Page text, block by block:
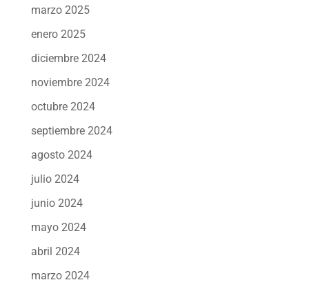
marzo 2025
enero 2025
diciembre 2024
noviembre 2024
octubre 2024
septiembre 2024
agosto 2024
julio 2024
junio 2024
mayo 2024
abril 2024
marzo 2024